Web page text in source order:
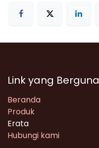
Link yang Berguna
Beranda
Produk
Erata
Hubungi kami